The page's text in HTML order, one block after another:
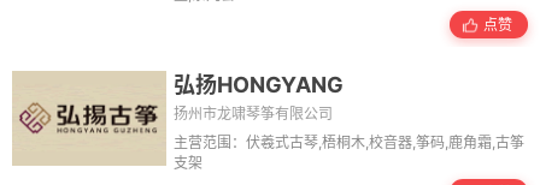
点赞
弘扬HONGYANG
扬州市龙啸琴筝有限公司
主营范围：伏羲式古琴,梧桐木,校音器,筝码,鹿角霜,古筝
支架